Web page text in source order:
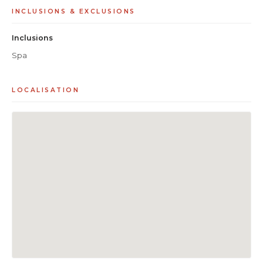
INCLUSIONS & EXCLUSIONS
Inclusions
Spa
LOCALISATION